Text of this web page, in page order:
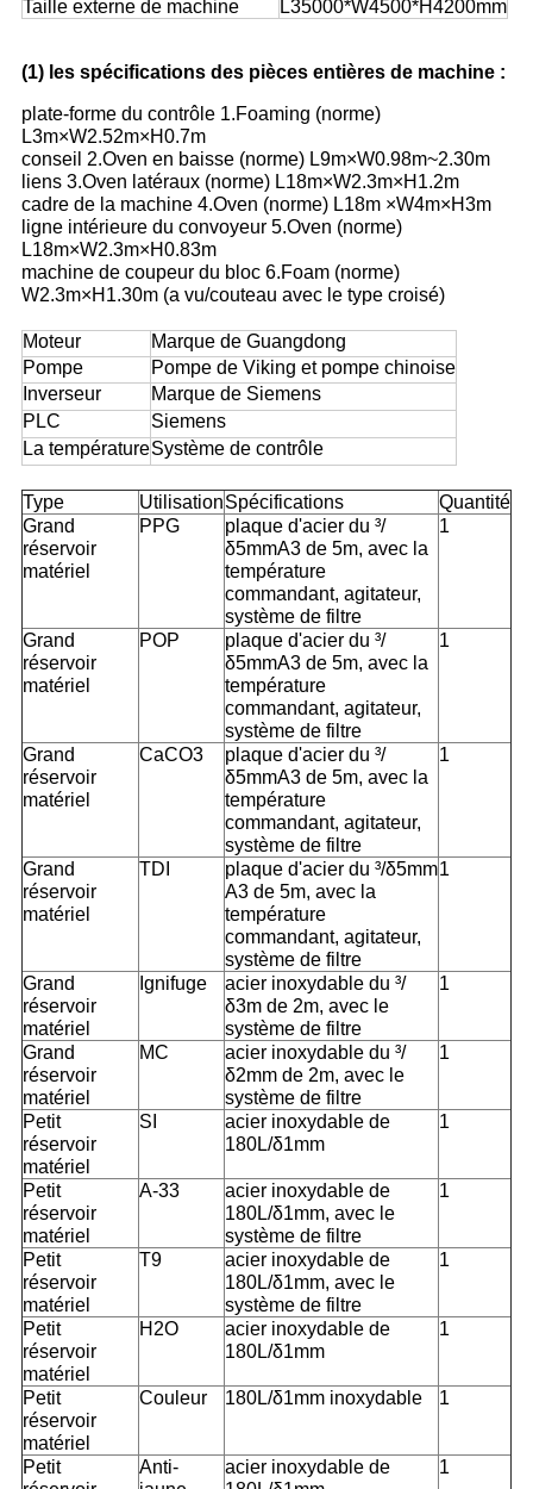
Taille externe de machine
L35000*W4500*H4200mm
(1) les spécifications des pièces entières de machine :
plate-forme du contrôle 1.Foaming (norme)
L3m×W2.52m×H0.7m
conseil 2.Oven en baisse (norme) L9m×W0.98m~2.30m
liens 3.Oven latéraux (norme) L18m×W2.3m×H1.2m
cadre de la machine 4.Oven (norme) L18m ×W4m×H3m
ligne intérieure du convoyeur 5.Oven (norme)
L18m×W2.3m×H0.83m
machine de coupeur du bloc 6.Foam (norme)
W2.3m×H1.30m (a vu/couteau avec le type croisé)
Moteur
Marque de Guangdong
Pompe
Pompe de Viking et pompe chinoise
Inverseur
Marque de Siemens
PLC
Siemens
La températureSystème de contrôle
Type UtilisationSpécifications
Quantité
Grand
réservoir
matériel
PPG
plaque d'acier du ³/
δ5mmA3 de 5m, avec la
température
commandant, agitateur,
système de filtre
1
Grand
réservoir
matériel
POP
plaque d'acier du ³/
δ5mmA3 de 5m, avec la
température
commandant, agitateur,
système de filtre
1
Grand
réservoir
matériel
CaCO3
plaque d'acier du ³/
δ5mmA3 de 5m, avec la
température
commandant, agitateur,
système de filtre
1
Grand
réservoir
matériel
TDI
plaque d'acier du ³/δ5mm
A3 de 5m, avec la
température
commandant, agitateur,
système de filtre
1
Grand
réservoir
matériel
Ignifuge
acier inoxydable du ³/
δ3m de 2m, avec le
système de filtre
1
Grand
réservoir
matériel
MC
acier inoxydable du ³/
δ2mm de 2m, avec le
système de filtre
1
Petit
réservoir
matériel
SI
acier inoxydable de
180L/δ1mm
1
Petit
réservoir
matériel
A-33
acier inoxydable de
180L/δ1mm, avec le
système de filtre
1
Petit
réservoir
matériel
T9
acier inoxydable de
180L/δ1mm, avec le
système de filtre
1
Petit
réservoir
matériel
H2O
acier inoxydable de
180L/δ1mm
1
Petit
réservoir
matériel
Couleur 180L/δ1mm inoxydable 1
Petit
Anti-
acier inoxydable de
1